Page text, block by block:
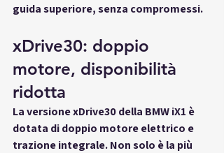
guida superiore, senza compromessi.
xDrive30: doppio
motore, disponibilità
ridotta
La versione xDrive30 della BMW iX1 è
dotata di doppio motore elettrico e
trazione integrale. Non solo è la più